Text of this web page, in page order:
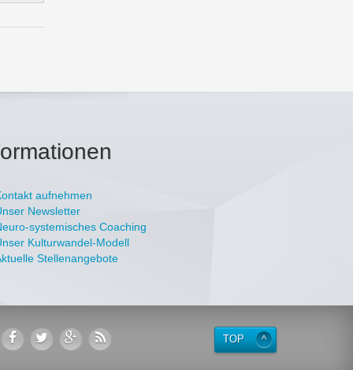
aufnehmen
Newsletter
systemisches Coaching
Kulturwandel-Modell
Stellenangebote
TOP